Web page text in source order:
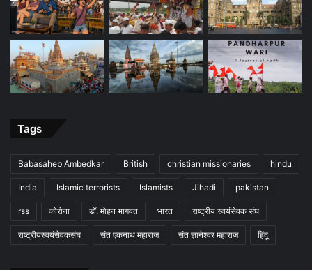
Tags
Babasaheb Ambedkar British christian missionaries hindu
India Islamic terrorists Islamists Jihadi pakistan
rss कोरोना डॉ. मोहन भागवत भारत राष्ट्रीय स्वयंसेवक संघ
राष्ट्रीयस्वयंसेवकसंघ संत एकनाथ महाराज संत ज्ञानेश्वर महाराज हिंदू